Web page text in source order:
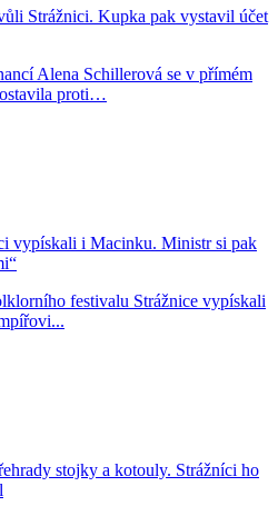
Strážnici. Kupka pak vystavil účet
Alena Schillerová se v přímém
proti…
vypískali i Macinku. Ministr si pak
festivalu Strážnice vypískali
stojky a kotouly. Strážníci ho